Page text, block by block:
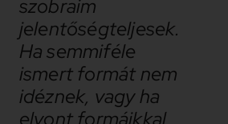
szobraim
jelentőségteljesek.
Ha semmiféle
ismert formát nem
idéznek, vagy ha